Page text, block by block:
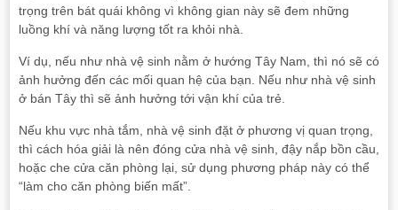
trọng trên bát quái không vì không gian này sẽ đem những
luồng khí và năng lượng tốt ra khỏi nhà.
Ví dụ, nếu như nhà vệ sinh nằm ở hướng Tây Nam, thì nó sẽ có
ảnh hưởng đến các mối quan hệ của bạn. Nếu như nhà vệ sinh
ở bán Tây thì sẽ ảnh hưởng tới vận khí của trẻ.
Nếu khu vực nhà tắm, nhà vệ sinh đặt ở phương vị quan trọng,
thì cách hóa giải là nên đóng cửa nhà vệ sinh, đậy nắp bồn cầu,
hoặc che cửa căn phòng lại, sử dụng phương pháp này có thể
“làm cho căn phòng biến mất”.